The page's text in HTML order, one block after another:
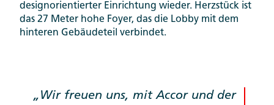
designorientierter Einrichtung wieder. Herzstück ist
das 27 Meter hohe Foyer, das die Lobby mit dem
hinteren Gebäudeteil verbindet.
Wir freuen uns, mit Accor und der